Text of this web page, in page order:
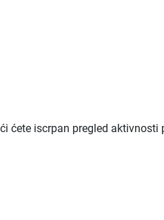
ćete iscrpan pregled aktivnosti